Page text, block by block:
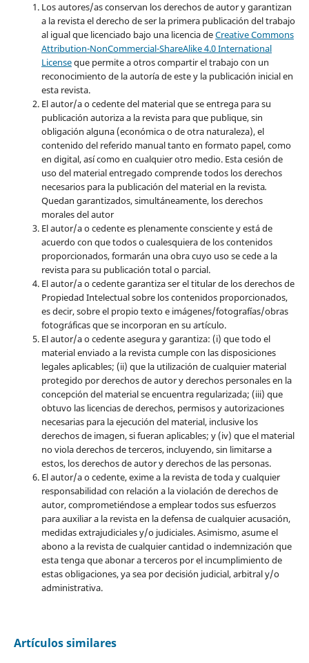
Los autores/as conservan los derechos de autor y garantizan
a la revista el derecho de ser la primera publicación del trabajo
al igual que licenciado bajo una licencia deCreative Commons
Attribution-NonCommercial-ShareAlike 4.0 International
Licenseque permite a otros compartir el trabajo con un
reconocimiento de la autoría de este y la publicación inicial en
esta revista.
El autor/a o cedente del material que se entrega para su
publicación autoriza a la revista para que publique, sin
obligación alguna (económica o de otra naturaleza), el
contenido del referido manual tanto en formato papel, como
en digital, así como en cualquier otro medio. Esta cesión de
uso del material entregado comprende todos los derechos
necesarios para la publicación del material en la revista.
Quedan garantizados, simultáneamente, los derechos
morales del autor
El autor/a o cedente es plenamente consciente y está de
acuerdo con que todos o cualesquiera de los contenidos
proporcionados, formarán una obra cuyo uso se cede a la
revista para su publicación total o parcial.
El autor/a o cedente garantiza ser el titular de los derechos de
Propiedad Intelectual sobre los contenidos proporcionados,
es decir, sobre el propio texto e imágenes/fotografías/obras
fotográficas que se incorporan en su artículo.
El autor/a o cedente asegura y garantiza: (i) que todo el
material enviado a la revista cumple con las disposiciones
legales aplicables; (ii) que la utilización de cualquier material
protegido por derechos de autor y derechos personales en la
concepción del material se encuentra regularizada; (iii) que
obtuvo las licencias de derechos, permisos y autorizaciones
necesarias para la ejecución del material, inclusive los
derechos de imagen, si fueran aplicables; y (iv) que el material
no viola derechos de terceros, incluyendo, sin limitarse a
estos, los derechos de autor y derechos de las personas.
El autor/a o cedente, exime a la revista de toda y cualquier
responsabilidad con relación a la violación de derechos de
autor, comprometiéndose a emplear todos sus esfuerzos
para auxiliar a la revista en la defensa de cualquier acusación,
medidas extrajudiciales y/o judiciales. Asimismo, asume el
abono a la revista de cualquier cantidad o indemnización que
esta tenga que abonar a terceros por el incumplimiento de
estas obligaciones, ya sea por decisión judicial, arbitral y/o
administrativa.
Artículos similares